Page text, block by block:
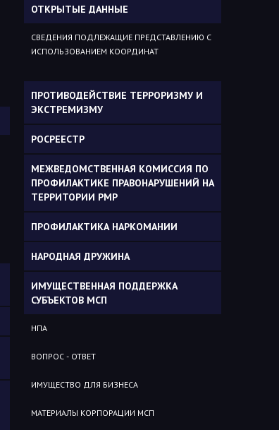
ОТКРЫТЫЕ ДАННЫЕ
СВЕДЕНИЯ ПОДЛЕЖАЩИЕ ПРЕДСТАВЛЕНИЮ С
ИСПОЛЬЗОВАНИЕМ КООРДИНАТ
ПРОТИВОДЕЙСТВИЕ ТЕРРОРИЗМУ И
ЭКСТРЕМИЗМУ
РОСРЕЕСТР
МЕЖВЕДОМСТВЕННАЯ КОМИССИЯ ПО
ПРОФИЛАКТИКЕ ПРАВОНАРУШЕНИЙ НА
ТЕРРИТОРИИ РМР
ПРОФИЛАКТИКА НАРКОМАНИИ
НАРОДНАЯ ДРУЖИНА
ИМУЩЕСТВЕННАЯ ПОДДЕРЖКА
СУБЪЕКТОВ МСП
НПА
ВОПРОС - ОТВЕТ
ИМУЩЕСТВО ДЛЯ БИЗНЕСА
МАТЕРИАЛЫ КОРПОРАЦИИ МСП